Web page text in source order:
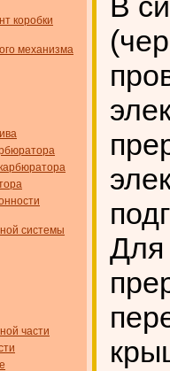
коробки
механизма
системы
части
Для